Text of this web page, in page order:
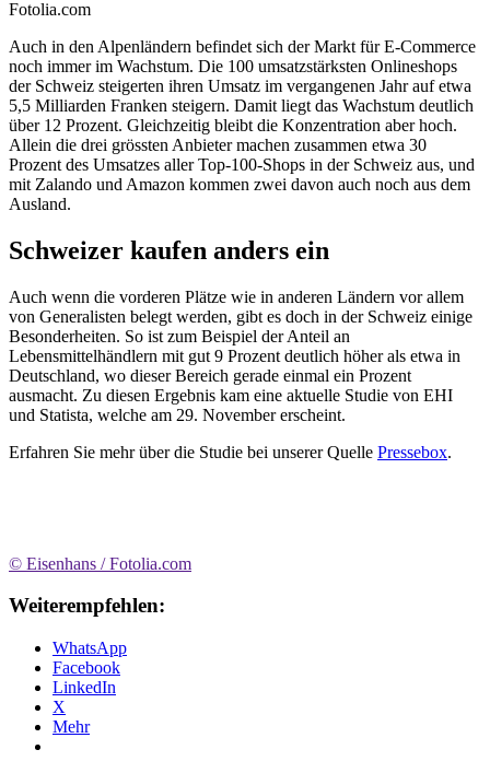
Auch in den Alpenländern befindet sich der Markt für E-Commerce
noch immer im Wachstum. Die 100 umsatzstärksten Onlineshops
der Schweiz steigerten ihren Umsatz im vergangenen Jahr auf etwa
5,5 Milliarden Franken steigern. Damit liegt das Wachstum deutlich
über 12 Prozent. Gleichzeitig bleibt die Konzentration aber hoch.
Allein die drei grössten Anbieter machen zusammen etwa 30
Prozent des Umsatzes aller Top-100-Shops in der Schweiz aus, und
mit Zalando und Amazon kommen zwei davon auch noch aus dem
Ausland.
Schweizer kaufen anders ein
Auch wenn die vorderen Plätze wie in anderen Ländern vor allem
von Generalisten belegt werden, gibt es doch in der Schweiz einige
Besonderheiten. So ist zum Beispiel der Anteil an
Lebensmittelhändlern mit gut 9 Prozent deutlich höher als etwa in
Deutschland, wo dieser Bereich gerade einmal ein Prozent
ausmacht. Zu diesen Ergebnis kam eine aktuelle Studie von EHI
und Statista, welche am 29. November erscheint.
Erfahren Sie mehr über die Studie bei unserer Quelle Pressebox.
© Eisenhans / Fotolia.com
Weiterempfehlen:
WhatsApp
Facebook
LinkedIn
X
Mehr